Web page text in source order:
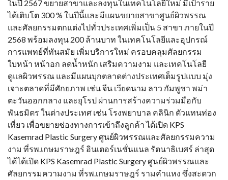
ในปี 2567 ขยายสาขาและลงทุนในเทคโนโลยีใหม่ มีเป้าราย
ได้เติบโต 300 % ในปีนี้และมีแผนขยายสาขาศูนย์ผิวพรรณ
และศัลยกรรมตกแต่งไปทั่วประเทศเพิ่มเป็น 5 สาขา ภายในปี
2568 พร้อมลงทุน 200 ล้านบาท ในเทคโนโลยีและอุปกรณ์
การแพทย์ที่ทันสมัย เพิ่มบริการใหม่ ครอบคลุมศัลยกรรม
ใบหน้า หน้าอก ลดน้ำหนัก เสริมความงาม และเทคโนโลยี
ดูแลผิวพรรณ และมีแผนบุกตลาดต่างประเทศเต็มรูปแบบ มุ่ง
เจาะตลาดที่มีศักยภาพ เช่น จีน เวียดนาม ลาว กัมพูชา พม่า
ตะวันออกกลาง และยุโรป ผ่านการสร้างความร่วมมือกับ
พันธมิตร ในต่างประเทศ เช่น โรงพยาบาล คลินิก ตัวแทนท่อง
เที่ยว เพื่อขยายช่องทางการเข้าถึงลูกค้า ได้เปิด KPS
Kasemrad Plastic Surgery ศูนย์ผิวพรรณและศัลยกรรมความ
งาม ที่รพ.เกษมราษฎร์ อินเตอร์เนชั่นแนล รัตนาธิเบศร์ ล่าสุด
ได้ได้เปิด KPS Kasemrad Plastic Surgery ศูนย์ผิวพรรณและ
ศัลยกรรมความงาม ที่รพ.เกษมราษฎร์ รามคำแหง ซึ่งสะดวก